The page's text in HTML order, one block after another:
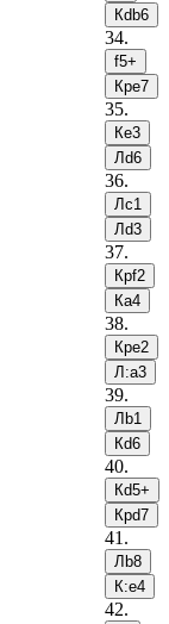
Кdb6
34.
f5+
Крe7
35.
Кe3
Лd6
36.
Лc1
Лd3
37.
Крf2
Кa4
38.
Крe2
Л:a3
39.
Лb1
Кd6
40.
Кd5+
Крd7
41 .
Лb8
К:e4
42.